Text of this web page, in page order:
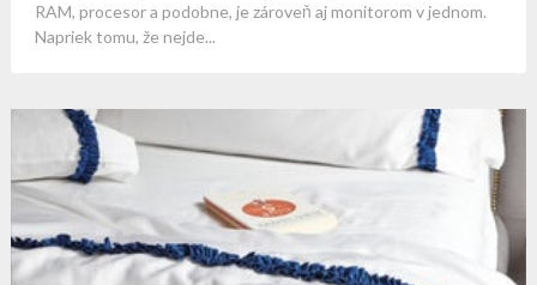
RAM, procesor a podobne, je zároveň aj monitorom v jednom.
Napriek tomu, že nejde...